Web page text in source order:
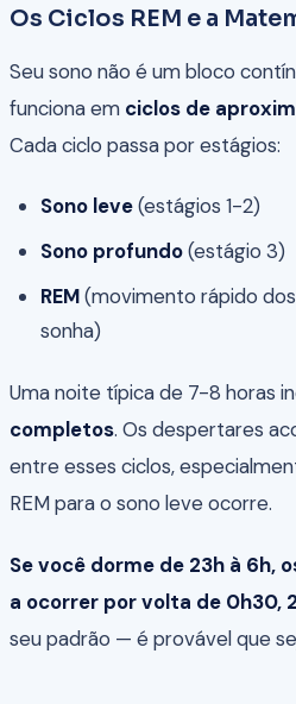
Os Ciclos REM e a
Seu sono não é um bloco
funciona em ciclos de
Cada ciclo passa por estágios:
Sono leve(estágios 1-2)
Sono profundo(estágio 3)
REM(movimento rápido
sonha)
Uma noite típica de 7-8 horas
completos. Os despertares
entre esses ciclos,
REM para o sono leve ocorre.
Se você dorme de 23h à 6h,
a ocorrer por volta de 0h30,
seu padrão — é provável que